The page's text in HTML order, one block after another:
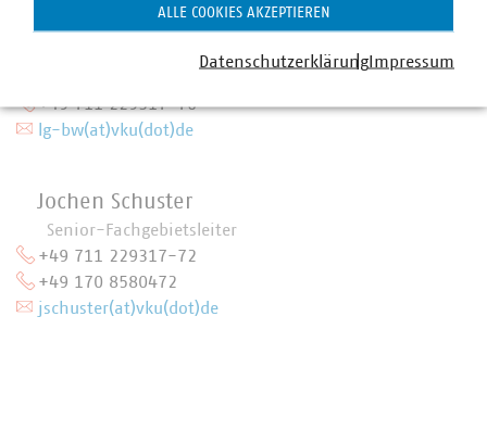
Dr. Tobias Bringmann
+49 711 229317-70
lg-bw(at)vku(dot)de
Jochen Schuster
Senior-Fachgebietsleiter
+49 711 229317-72
+49 170 8580472
jschuster(at)vku(dot)de
ALLE COOKIES AKZEPTIEREN
DatenschutzerklärungImpressum